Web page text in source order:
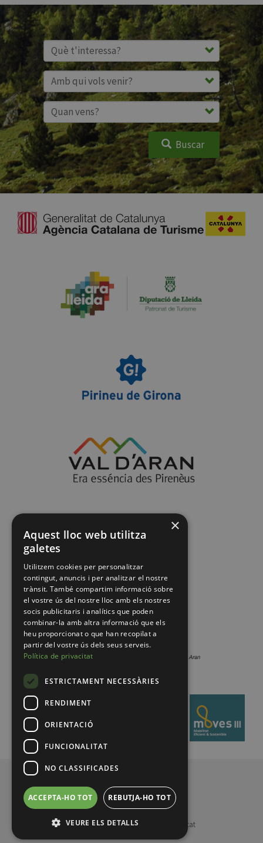
Buscar
Legal notice Política de privacitat
×
Aquest lloc web utilitza
galetes
Utilitzem cookies per personalitzar
contingut, anuncis i per analitzar el nostre
trànsit. També compartim informació sobre
el vostre ús del nostre lloc amb els nostres
socis publicitaris i analítics que poden
combinar-la amb altra informació que els
heu proporcionat o que han recopilat a
partir del vostre ús dels seus serveis.
Política de privacitat
ESTRICTAMENT NECESSÀRIES
RENDIMENT
ORIENTACIÓ
FUNCIONALITAT
NO CLASSIFICADES
ACCEPTA-HO TOT REBUTJA-HO TOT
VEURE ELS DETALLS